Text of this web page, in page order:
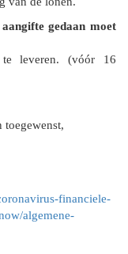
gedaan moet
leveren. (vóór 16
toegewenst,
financiele-
algemene-